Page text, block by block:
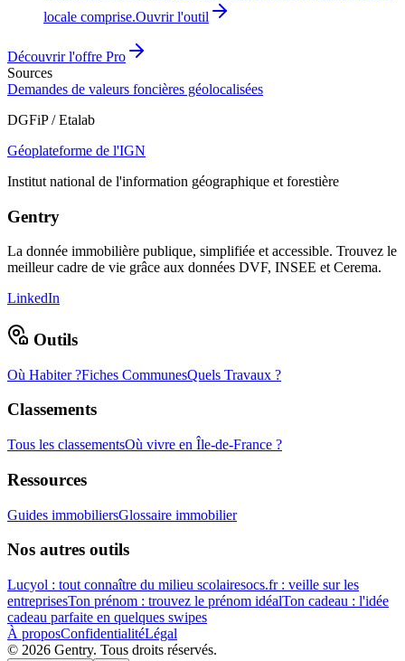
locale comprise.Ouvrir l'outil
Découvrir l'offre Pro
Sources
Demandes de valeurs foncières géolocalisées
DGFiP / Etalab
Géoplateforme de l'IGN
Institut national de l'information géographique et forestière
Gentry
La donnée immobilière publique, simplifiée et accessible. Trouvez le
meilleur cadre de vie grâce aux données DVF, INSEE et Cerema.
LinkedIn
Outils
Où Habiter ?Fiches CommunesQuels Travaux ?
Classements
Tous les classementsOù vivre en Île-de-France ?
Ressources
Guides immobiliersGlossaire immobilier
Nos autres outils
Lucyol : tout connaître du milieu scolairesocs.fr : veille sur les
entreprisesTon prénom : trouvez le prénom idéalTon cadeau : l'idée
cadeau parfaite en quelques swipes
À proposConfidentialitéLégal
© 2026 Gentry. Tous droits réservés.